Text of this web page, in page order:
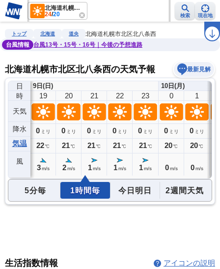
北海道札幌市北区北八条西
24/20 検索 現在地
雨雲レーダー 台風情報 地震情報 警報・注意報 ラ
トップ 北海道 道央
北海道札幌市北区北八条西
台風情報
台風13号・15号・16号｜今後の予想進路
北海道札幌市北区北八条西の天気予報 最新見解
日
時
天気
降水
気温
風
9日(日)
18
0ミリ
22℃
19
0 ミリ
22℃
3 m/s
20
0 ミリ
21℃
2 m/s
21
0 ミリ
21℃
1 m/s
22
0 ミリ
21℃
1 m/s
23
0 ミリ
21 ℃
1m/s
10日(月)
0
0 ミリ
20℃
0 m/s
1
0 ミリ
20℃
0 m/s
5分毎 1時間毎 今日明日 2週間天気
生活指数情報 アイコンの説明